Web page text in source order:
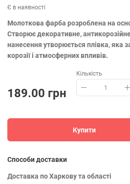
Є в наявності
Молоткова фарба розроблена на
Створює декоративне,
нанесення утворюється плівка, яка
корозії і атмосферних впливів.
189.00 грн
Кількість
Купити
Способи доставки
Доставка по Харкову та області